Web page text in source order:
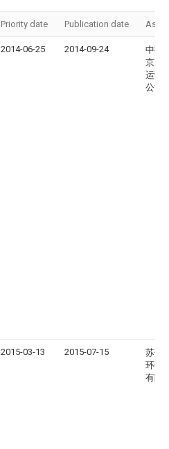
Priority date Publication date
2014-06-25 2014-09-24
中持
京）
运营
公司
2015-03-13 2015-07-15
苏州
环保
有限